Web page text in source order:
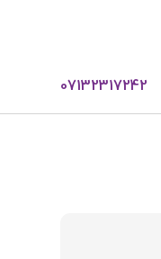
07132317242